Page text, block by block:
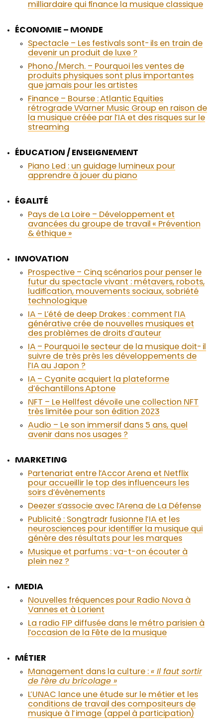
milliardaire qui finance la musique classique
ÉCONOMIE – MONDE
Spectacle – Les festivals sont-ils en train de
devenir un produit de luxe ?
Phono./Merch. – Pourquoi les ventes de
produits physiques sont plus importantes
que jamais pour les artistes
Finance – Bourse : Atlantic Equities
rétrograde Warner Music Group en raison de
la musique créée par l’IA et des risques sur le
streaming
ÉDUCATION / ENSEIGNEMENT
Piano Led : un guidage lumineux pour
apprendre à jouer du piano
ÉGALITÉ
Pays de La Loire – Développement et
avancées du groupe de travail « Prévention
& éthique »
INNOVATION
Prospective – Cinq scénarios pour penser le
futur du spectacle vivant : métavers, robots,
ludification, mouvements sociaux, sobriété
technologique
IA – L’été de deep Drakes : comment l’IA
générative crée de nouvelles musiques et
des problèmes de droits d’auteur
IA – Pourquoi le secteur de la musique doit-il
suivre de très près les développements de
l’IA au Japon ?
IA – Cyanite acquiert la plateforme
d’échantillons Aptone
NFT – Le Hellfest dévoile une collection NFT
très limitée pour son édition 2023
Audio – Le son immersif dans 5 ans, quel
avenir dans nos usages ?
MARKETING
Partenariat entre l’Accor Arena et Netflix
pour accueillir le top des influenceurs les
soirs d’évènements
Deezer s’associe avec l’Arena de La Défense
Publicité : Songtradr fusionne l’IA et les
neurosciences pour identifier la musique qui
génère des résultats pour les marques
Musique et parfums : va-t-on écouter à
plein nez ?
MEDIA
Nouvelles fréquences pour Radio Nova à
Vannes et à Lorient
La radio FIP diffusée dans le métro parisien à
l’occasion de la Fête de la musique
MÉTIER
Management dans la culture : « Il faut sortir
de l’ère du bricolage »
L’UNAC lance une étude sur le métier et les
conditions de travail des compositeurs de
musique à l’image (appel à participation)